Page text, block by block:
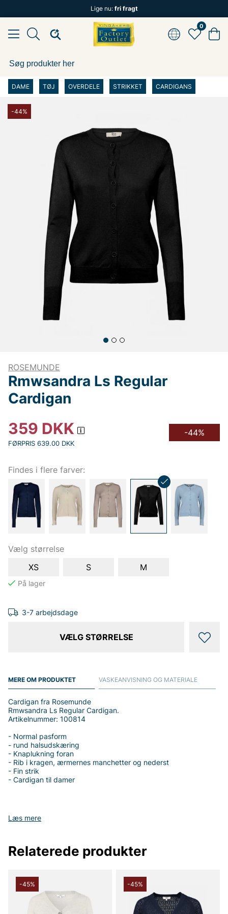
Lige nu: fri fragt
0
DAME TØJ OVERDELE STRIKKET CARDIGANS
-44%
ROSEMUNDE
Rmwsandra Ls Regular
Cardigan
359 DKK
FØRPRIS 639.00 DKK
-44%
Findes i flere farver:
Vælg størrelse
XS
S M
3-7 arbejdsdage
VÆLG STØRRELSE
MERE OM PRODUKTET
Læs mere
Cardigan fra Rosemunde
Rmwsandra Ls Regular Cardigan.
Artikelnummer: 100814
- Normal pasform
- rund halsudskæring
- Knaplukning foran
- Rib i kragen, ærmernes manchetter og nederst
- Fin strik
- Cardigan til damer
Tak fordi du handler i vores webshop. Besøg også vores butik i
VASKEANVISNING OG MATERIALE
Relaterede produkter
-45% -45%